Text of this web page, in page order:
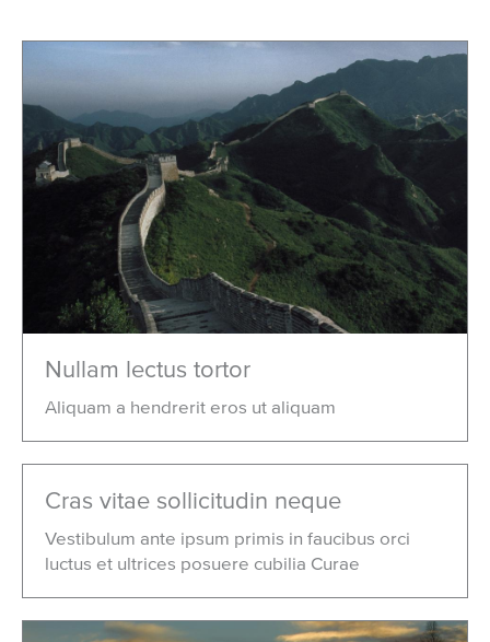
Nullam lectus tortor
Aliquam a hendrerit eros ut aliquam
Cras vitae sollicitudin neque
Vestibulum ante ipsum primis in faucibus orci
luctus et ultrices posuere cubilia Curae